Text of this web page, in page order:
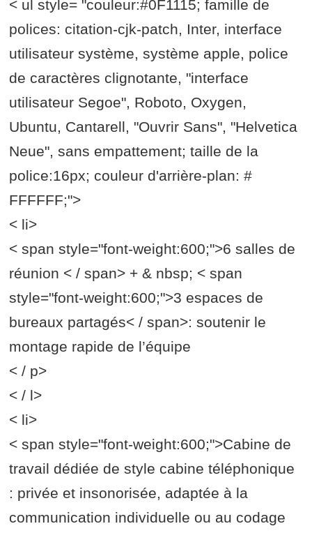
< ul style= "couleur:#0F1115; famille de
polices: citation-cjk-patch, Inter, interface
utilisateur système, système apple, police
de caractères clignotante, "interface
utilisateur Segoe", Roboto, Oxygen,
Ubuntu, Cantarell, "Ouvrir Sans", "Helvetica
Neue", sans empattement; taille de la
police:16px; couleur d'arrière-plan: #
FFFFFF;">
< li>
< span style="font-weight:600;">6 salles de
réunion < / span> + & nbsp; < span
style="font-weight:600;">3 espaces de
bureaux partagés< / span>: soutenir le
montage rapide de l’équipe
< / p>
< / l>
< li>
< span style="font-weight:600;">Cabine de
travail dédiée de style cabine téléphonique
: privée et insonorisée, adaptée à la
communication individuelle ou au codage